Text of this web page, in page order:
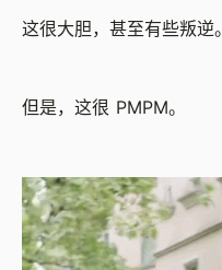
这很大胆，甚至有些叛逆。
但是，这很 PMPM。